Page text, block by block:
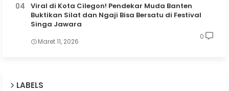
Viral di Kota Cilegon! Pendekar Muda Banten
Buktikan Silat dan Ngaji Bisa Bersatu di Festival
Singa Jawara
Maret 11, 2026
0
LABELS